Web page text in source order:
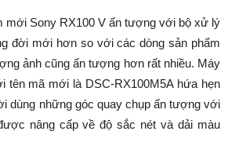
mới Sony RX100 V ấn tượng với bộ xử lý
đời mới hơn so với các dòng sản phẩm
ảnh cũng ấn tượng hơn rất nhiều. Máy
tên mã mới là DSC-RX100M5A hứa hẹn
dùng những góc quay chụp ấn tượng với
nâng cấp về độ sắc nét và dải màu